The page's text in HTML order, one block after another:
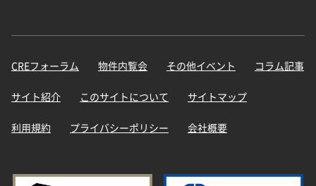
CREフォーラム 物件内覧会 その他イベント コラム記事
サイト紹介 このサイトについて サイトマップ
利用規約 プライバシーポリシー 会社概要